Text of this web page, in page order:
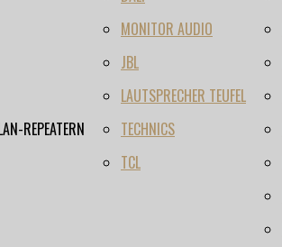
REPEATERN
MONITOR AUDIO
JBL
LAUTSPRECHER TEUFEL
TECHNICS
TCL